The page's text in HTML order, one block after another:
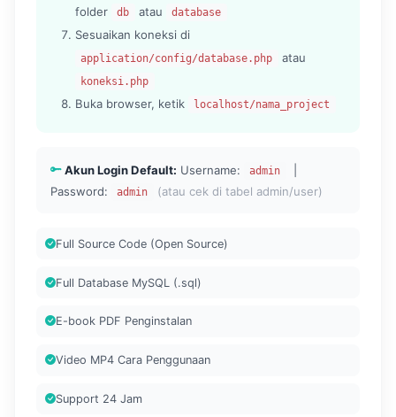
folder
db atau database
Sesuaikan koneksi di
application/config/database.php atau
koneksi.php
Buka browser, ketik localhost/nama_project
Akun Login Default: Username: admin
Password:
admin (atau cek di tabel admin/user)
Full Source Code (Open Source)
Full Database MySQL (.sql)
E-book PDF Penginstalan
Video MP4 Cara Penggunaan
Support 24 Jam